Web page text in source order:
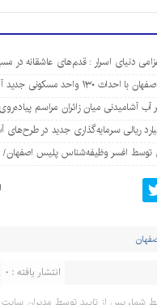
دنیای اسرار : قدم‌های عاشقانه در
مسکونی جدید آغاز می‌شود
انتشار یافته : 0